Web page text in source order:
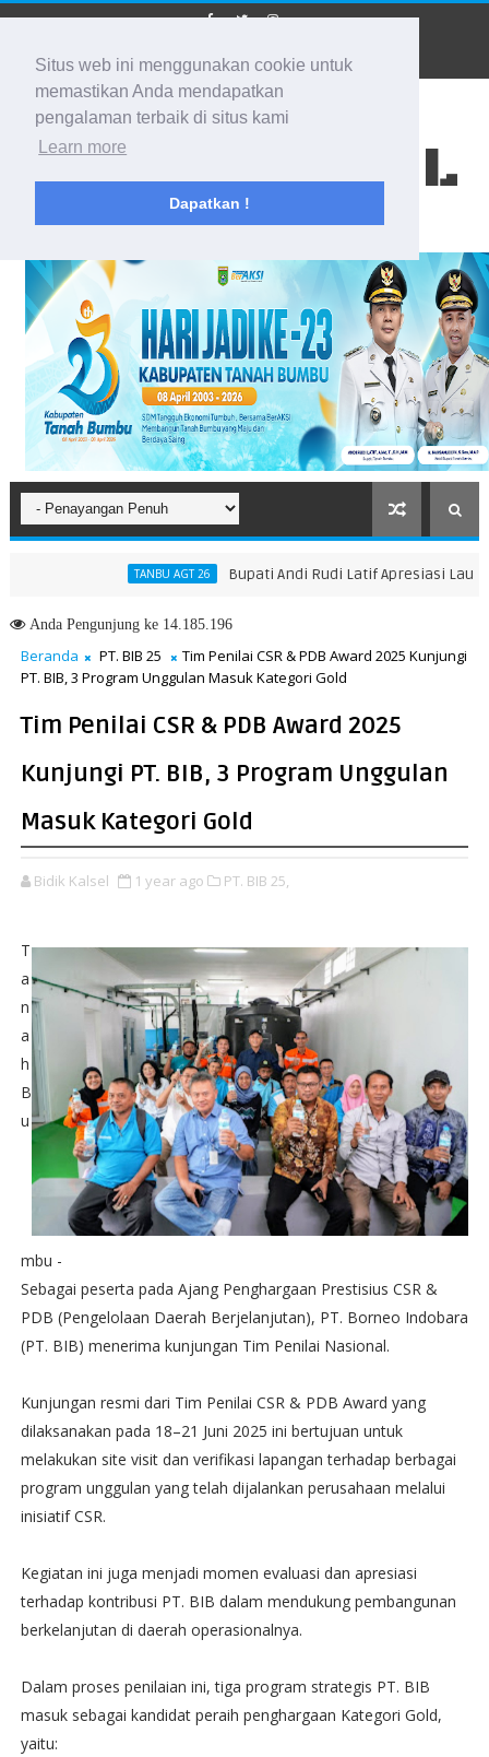
Situs web ini menggunakan cookie untuk
memastikan Anda mendapatkan
pengalaman terbaik di situs kami
Learn more
Dapatkan !
BIDIK KALSEL
Membidik Ke Segala Arah
TANBU AGT 26 Bupati Andi Rudi Latif Apresiasi Launching
AndaPengunjung ke 14.185.196
Beranda PT. BIB 25
Tim Penilai CSR & PDB Award 2025 Kunjungi
PT. BIB, 3 Program Unggulan Masuk Kategori Gold
Tim Penilai CSR & PDB Award 2025
Kunjungi PT. BIB, 3 Program Unggulan
Masuk Kategori Gold
Bidik Kalsel 1 year ago PT. BIB 25,
T
a
n
a
h
B
u
mbu -
Sebagai peserta pada Ajang Penghargaan Prestisius CSR &
PDB (Pengelolaan Daerah Berjelanjutan), PT. Borneo Indobara
(PT. BIB) menerima kunjungan Tim Penilai Nasional.
Kunjungan resmi dari Tim Penilai CSR & PDB Award yang
dilaksanakan pada 18–21 Juni 2025 ini bertujuan untuk
melakukan site visit dan verifikasi lapangan terhadap berbagai
program unggulan yang telah dijalankan perusahaan melalui
inisiatif CSR.
Kegiatan ini juga menjadi momen evaluasi dan apresiasi
terhadap kontribusi PT. BIB dalam mendukung pembangunan
berkelanjutan di daerah operasionalnya.
Dalam proses penilaian ini, tiga program strategis PT. BIB
masuk sebagai kandidat peraih penghargaan Kategori Gold,
yaitu: